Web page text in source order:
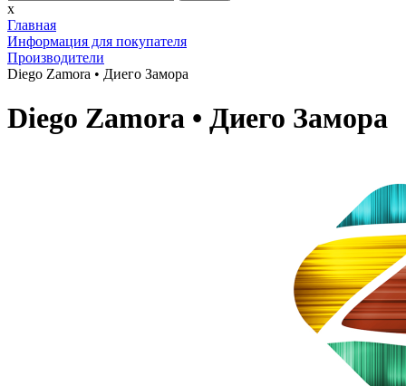
x
Главная
Информация для покупателя
Производители
Diego Zamora • Диего Замора
Diego Zamora • Диего Замора